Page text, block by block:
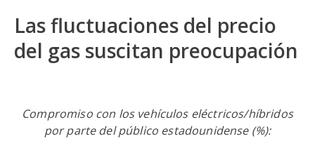
Las fluctuaciones del precio
del gas suscitan preocupación
Compromiso con los vehículos eléctricos/híbridos
por parte del público estadounidense (%):